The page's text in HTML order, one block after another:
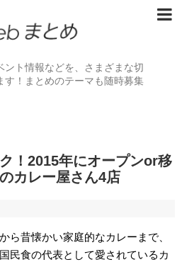
ント情報などを、さまざまな切
す！まとめのテーマも随時募集
！2015年にオープンor移
カレー屋さん4店
ら昔懐かい家庭的なカレーまで、
民食の代表として愛されているカ